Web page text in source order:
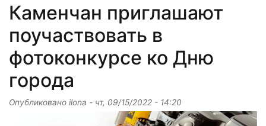
Каменчан приглашают
поучаствовать в
фотоконкурсе ко Дню
города
Опубликовано ilona - чт, 09/15/2022 - 14:20